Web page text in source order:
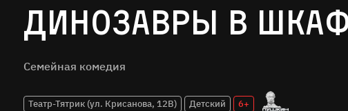
Динозавры в
Семейная комедия
Театр-Тятрик (ул. Крисанова, 12В) Детский 6+